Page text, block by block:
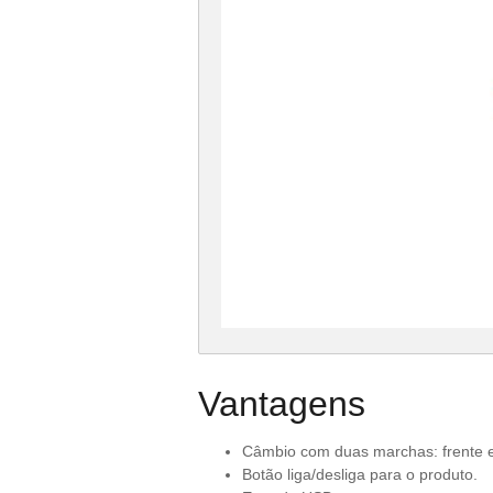
Vantagens
Câmbio com duas marchas: frente
Botão liga/desliga para o produto.